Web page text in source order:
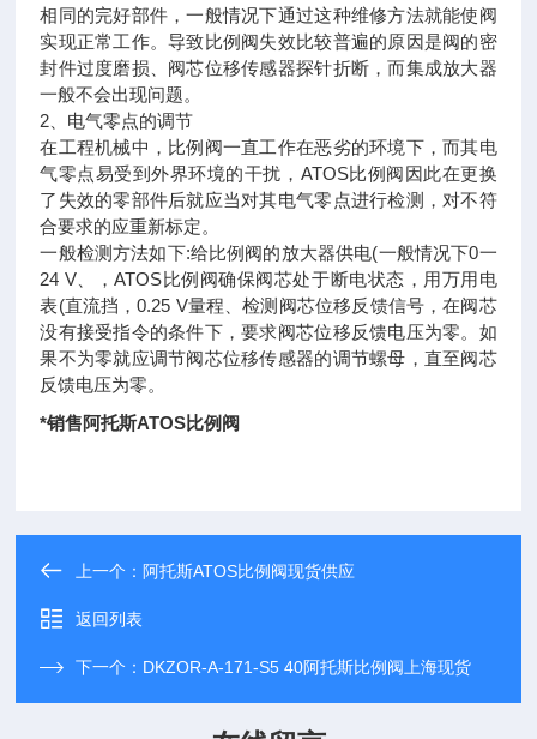
相同的完好部件，一般情况下通过这种维修方法就能使阀
实现正常工作。导致比例阀失效比较普遍的原因是阀的密
封件过度磨损、阀芯位移传感器探针折断，而集成放大器
一般不会出现问题。
2、电气零点的调节
在工程机械中，比例阀一直工作在恶劣的环境下，而其电
气零点易受到外界环境的干扰，ATOS比例阀因此在更换
了失效的零部件后就应当对其电气零点进行检测，对不符
合要求的应重新标定。
一般检测方法如下:给比例阀的放大器供电(一般情况下0一
24 V、，ATOS比例阀确保阀芯处于断电状态，用万用电
表(直流挡，0.25 V量程、检测阀芯位移反馈信号，在阀芯
没有接受指令的条件下，要求阀芯位移反馈电压为零。如
果不为零就应调节阀芯位移传感器的调节螺母，直至阀芯
反馈电压为零。
*销售阿托斯ATOS比例阀
上一个： 阿托斯ATOS比例阀现货供应
返回列表
下一个： DKZOR-A-171-S5 40阿托斯比例阀上海现货